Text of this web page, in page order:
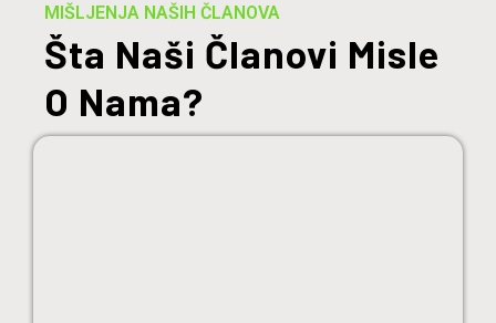
MIŠLJENJA NAŠIH ČLANOVA
Šta Naši Članovi Misle
O Nama?